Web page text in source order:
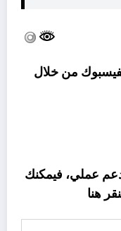
من خلال
عملي، فيمكنك
هنا